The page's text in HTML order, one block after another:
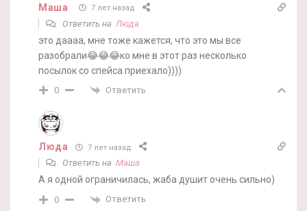
Маша 7 лет назад
Ответить на Люда
это даааа, мне тоже кажется, что это мы все
разобрали😂😂😂ко мне в этот раз несколько
посылок со спейса приехало))))
0 Ответить
Люда 7 лет назад
Ответить на Маша
А я одной ограничилась, жаба душит очень сильно)
0 Ответить